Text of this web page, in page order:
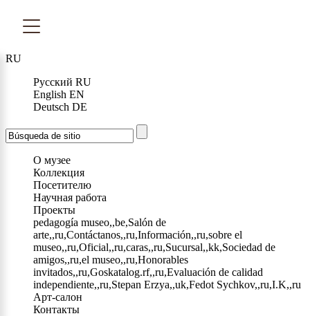
RU
Русский RU
English EN
Deutsch DE
О музее
Коллекция
Посетителю
Научная работа
Проекты
pedagogía museo,,be,Salón de
arte,,ru,Contáctanos,,ru,Información,,ru,sobre el
museo,,ru,Oficial,,ru,caras,,ru,Sucursal,,kk,Sociedad de
amigos,,ru,el museo,,ru,Honorables
invitados,,ru,Goskatalog.rf,,ru,Evaluación de calidad
independiente,,ru,Stepan Erzya,,uk,Fedot Sychkov,,ru,I.K,,ru
Арт-салон
Контакты